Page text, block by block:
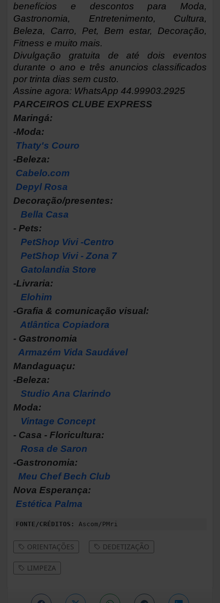
benefícios e descontos para Moda,
Gastronomia, Entretenimento, Cultura,
Beleza, Carro, Pet, Bem estar, Decoração,
Fitness e muito mais.
Divulgação gratuita de até dois eventos
durante o ano e três anuncios classificados
por trinta dias sem custo.
Assine agora: WhatsApp 44.99903.2925
PARCEIROS CLUBE EXPRESS
Maringá:
-Moda:
Thaty's Couro
-Beleza:
Cabelo.com
Depyl Rosa
Decoração/presentes:
Bella Casa
- Pets:
PetShop Vivi -Centro
PetShop Vivi - Zona 7
Gatolandia Store
-Livraria:
Elohim
-Grafia & comunicação visual:
Atlântica Copiadora
- Gastronomia
Armazém Vida Saudável
Mandaguaçu:
-Beleza:
Studio Ana Clarindo
Moda:
Vintage Concept
- Casa - Floricultura:
Rosa de Saron
-Gastronomia:
Meu Chef Bech Club
Nova Esperança:
Estética Palma
FONTE/CRÉDITOS: Ascom/PMri
ORIENTAÇÕES DEDETIZAÇÃO
LIMPEZA